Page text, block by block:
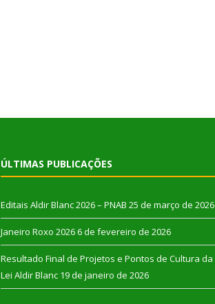
ÚLTIMAS PUBLICAÇÕES
Editais Aldir Blanc 2026 – PNAB 25 de março de 2026
Janeiro Roxo 2026 6 de fevereiro de 2026
Resultado Final de Projetos e Pontos de Cultura da
Lei Aldir Blanc 19 de janeiro de 2026